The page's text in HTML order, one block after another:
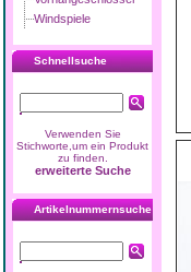
Windspiele
Schnellsuche
Verwenden Sie
Stichworte,um ein Produkt
zu finden.
erweiterte Suche
Artikelnummernsuche